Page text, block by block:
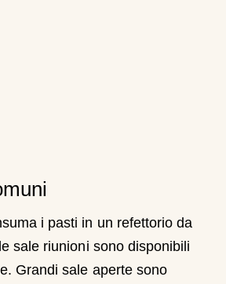
i pasti in un refettorio da
sale riunioni sono disponibili
Grandi sale aperte sono